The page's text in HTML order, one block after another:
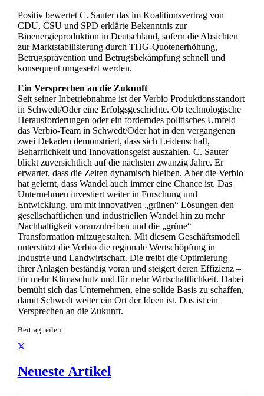
Positiv bewertet C. Sauter das im Koalitionsvertrag von
CDU, CSU und SPD erklärte Bekenntnis zur
Bioenergieproduktion in Deutschland, sofern die Absichten
zur Marktstabilisierung durch THG-Quotenerhöhung,
Betrugsprävention und Betrugsbekämpfung schnell und
konsequent umgesetzt werden.
Ein Versprechen an die Zukunft
Seit seiner Inbetriebnahme ist der Verbio Produktionsstandort
in Schwedt/Oder eine Erfolgsgeschichte. Ob technologische
Herausforderungen oder ein forderndes politisches Umfeld –
das Verbio-Team in Schwedt/Oder hat in den vergangenen
zwei Dekaden demonstriert, dass sich Leidenschaft,
Beharrlichkeit und Innovationsgeist auszahlen. C. Sauter
blickt zuversichtlich auf die nächsten zwanzig Jahre. Er
erwartet, dass die Zeiten dynamisch bleiben. Aber die Verbio
hat gelernt, dass Wandel auch immer eine Chance ist. Das
Unternehmen investiert weiter in Forschung und
Entwicklung, um mit innovativen „grünen“ Lösungen den
gesellschaftlichen und industriellen Wandel hin zu mehr
Nachhaltigkeit voranzutreiben und die „grüne“
Transformation mitzugestalten. Mit diesem Geschäftsmodell
unterstützt die Verbio die regionale Wertschöpfung in
Industrie und Landwirtschaft. Die treibt die Optimierung
ihrer Anlagen beständig voran und steigert deren Effizienz –
für mehr Klimaschutz und für mehr Wirtschaftlichkeit. Dabei
bemüht sich das Unternehmen, eine solide Basis zu schaffen,
damit Schwedt weiter ein Ort der Ideen ist. Das ist ein
Versprechen an die Zukunft.
Beitrag teilen:
Neueste Artikel